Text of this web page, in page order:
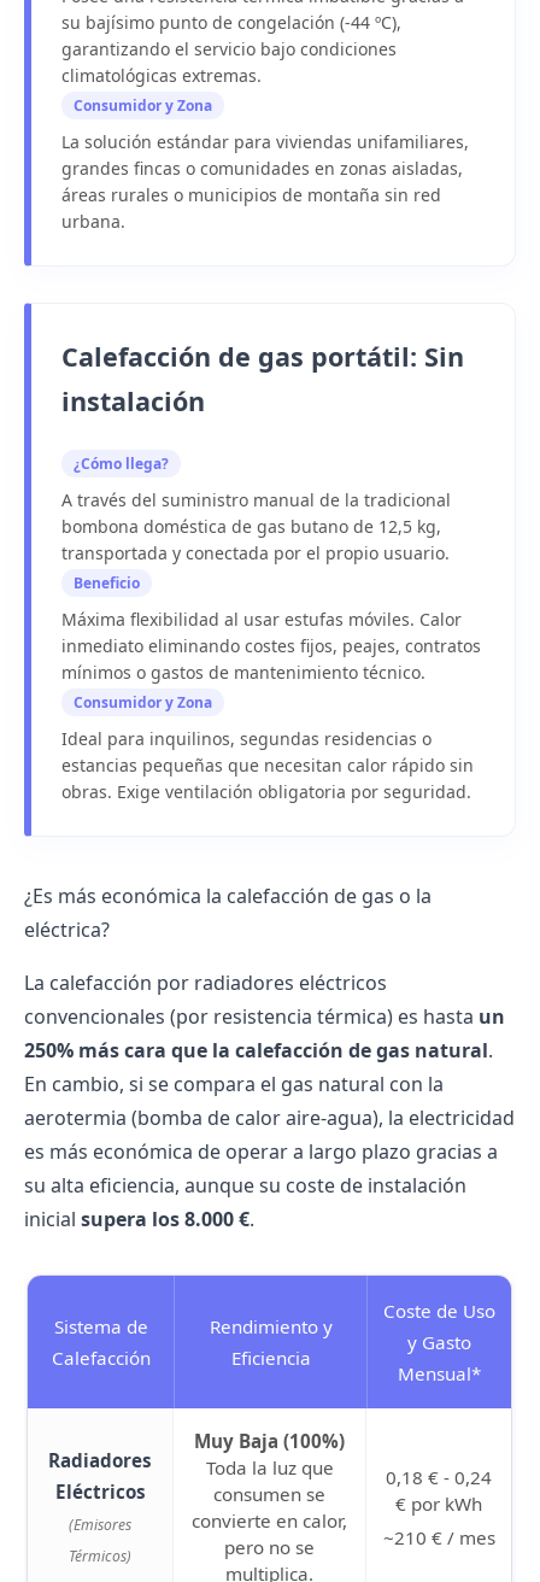
su bajísimo punto de congelación (-44 ºC),
garantizando el servicio bajo condiciones
climatológicas extremas.
Consumidor y Zona
La solución estándar para viviendas unifamiliares,
grandes fincas o comunidades en zonas aisladas,
áreas rurales o municipios de montaña sin red
urbana.
Calefacción de gas portátil: Sin
instalación
¿Cómo llega?
A través del suministro manual de la tradicional
bombona doméstica de gas butano de 12,5 kg,
transportada y conectada por el propio usuario.
Beneficio
Máxima flexibilidad al usar estufas móviles. Calor
inmediato eliminando costes fijos, peajes, contratos
mínimos o gastos de mantenimiento técnico.
Consumidor y Zona
Ideal para inquilinos, segundas residencias o
estancias pequeñas que necesitan calor rápido sin
obras. Exige ventilación obligatoria por seguridad.
¿Es más económica la calefacción de gas o la
eléctrica?
La calefacción por radiadores eléctricos
convencionales (por resistencia térmica) es hasta un
250% más cara que la calefacción de gas natural.
En cambio, si se compara el gas natural con la
aerotermia (bomba de calor aire-agua), la electricidad
es más económica de operar a largo plazo gracias a
su alta eficiencia, aunque su coste de instalación
inicial supera los 8.000 €.
Sistema de
Calefacción
Rendimiento y
Eficiencia
Coste de Uso
y Gasto
Mensual*
Radiadores
Eléctricos
(Emisores
Térmicos)
Muy Baja (100%)
Toda la luz que
consumen se
convierte en calor,
pero no se
multiplica.
0,18 € - 0,24
€ por kWh
~210 € / mes